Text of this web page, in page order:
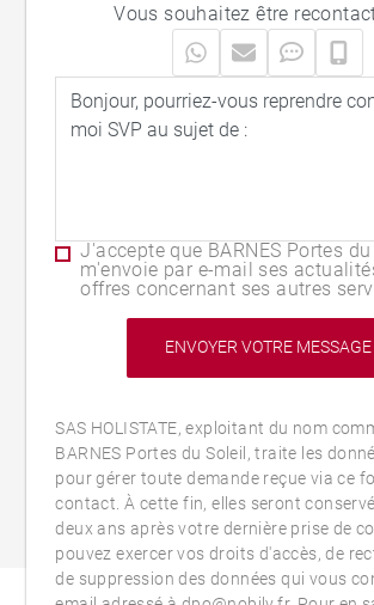
Vous souhaitez être
J'accepte que BARNES Portes
m'envoie par e-mail ses
offres concernant ses autres
SAS HOLISTATE, exploitant du nom
BARNES Portes du Soleil, traite les
pour gérer toute demande reçue via ce
contact. À cette fin, elles seront
deux ans après votre dernière prise de
pouvez exercer vos droits d'accès, de
de suppression des données qui vous